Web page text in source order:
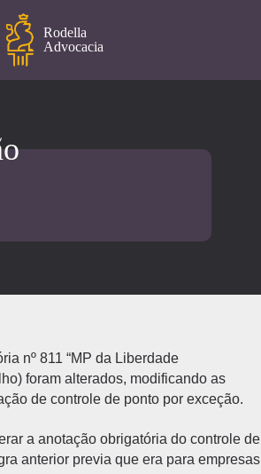
Rodella
Advocacia
nº 811 “MP da Liberdade
foram alterados, modificando as
de controle de ponto por exceção.
a anotação obrigatória do controle de
anterior previa que era para empresas